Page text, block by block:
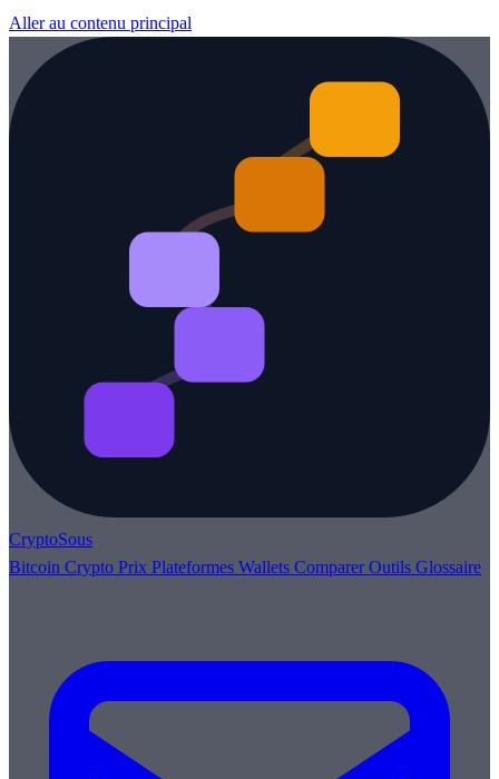
Aller au contenu principal
CryptoSous
Bitcoin Crypto Prix Plateformes Wallets ComparerOutils Glossaire